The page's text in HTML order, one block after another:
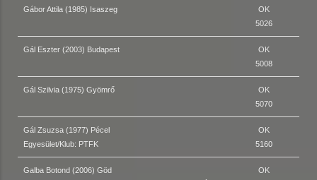
Gábor Attila (1985) Isaszeg
OK
5026
Gál Eszter (2003) Budapest
OK
5008
Gál Szilvia (1975) Gyömrő
OK
5070
Gál Zsuzsa (1977) Pécel
Egyesület/Klub: PTFK
OK
5160
Galba Botond (2006) Göd
OK